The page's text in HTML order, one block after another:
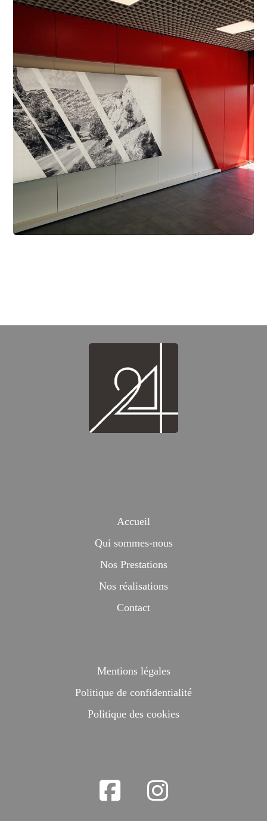
Accueil
Qui sommes-nous
Nos Prestations
Nos réalisations
Contact
Mentions légales
Politique de confidentialité
Politique des cookies